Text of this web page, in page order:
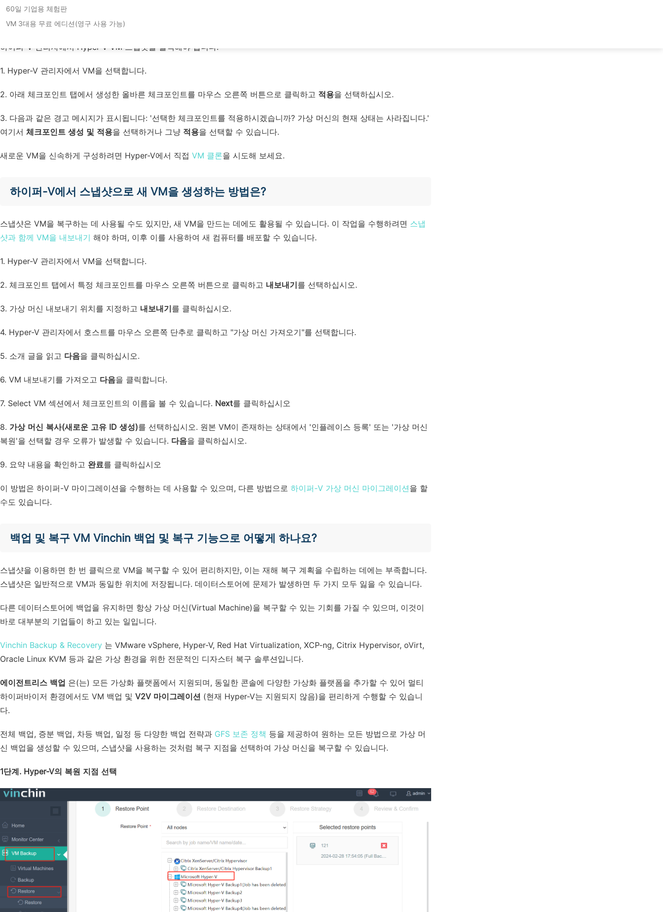
60일 기업용 체험판
VM 3대용 무료 에디션(영구 사용 가능)
하이퍼-V에서 스냅샷으로부터 VM을 복원하는 방법은 무엇인가요?
하이퍼-V 관리자에서 Hyper-V VM 스냅샷을 롤백해야 합니다.
1. Hyper-V 관리자에서 VM을 선택합니다.
2. 아래 체크포인트 탭에서 생성한 올바른 체크포인트를 마우스 오른쪽 버튼으로 클릭하고 적용을 선택하십시오.
3. 다음과 같은 경고 메시지가 표시됩니다: '선택한 체크포인트를 적용하시겠습니까? 가상 머신의 현재 상태는 사라집니다.'
여기서 체크포인트 생성 및 적용을 선택하거나 그냥 적용을 선택할 수 있습니다.
새로운 VM을 신속하게 구성하려면 Hyper-V에서 직접 VM 클론을 시도해 보세요.
하이퍼-V에서 스냅샷으로 새 VM을 생성하는 방법은?
스냅샷은 VM을 복구하는 데 사용될 수도 있지만, 새 VM을 만드는 데에도 활용될 수 있습니다. 이 작업을 수행하려면 스냅
샷과 함께 VM을 내보내기 해야 하며, 이후 이를 사용하여 새 컴퓨터를 배포할 수 있습니다.
1. Hyper-V 관리자에서 VM을 선택합니다.
2. 체크포인트 탭에서 특정 체크포인트를 마우스 오른쪽 버튼으로 클릭하고 내보내기를 선택하십시오.
3. 가상 머신 내보내기 위치를 지정하고 내보내기를 클릭하십시오.
4. Hyper-V 관리자에서 호스트를 마우스 오른쪽 단추로 클릭하고 "가상 머신 가져오기"를 선택합니다.
5. 소개 글을 읽고 다음을 클릭하십시오.
6. VM 내보내기를 가져오고 다음을 클릭합니다.
7. Select VM 섹션에서 체크포인트의 이름을 볼 수 있습니다. Next를 클릭하십시오
8. 가상 머신 복사(새로운 고유 ID 생성)를 선택하십시오. 원본 VM이 존재하는 상태에서 '인플레이스 등록' 또는 '가상 머신
복원'을 선택할 경우 오류가 발생할 수 있습니다. 다음을 클릭하십시오.
9. 요약 내용을 확인하고 완료를 클릭하십시오
이 방법은 하이퍼-V 마이그레이션을 수행하는 데 사용할 수 있으며, 다른 방법으로 하이퍼-V 가상 머신 마이그레이션을 할
수도 있습니다.
백업 및 복구 VM Vinchin 백업 및 복구 기능으로 어떻게 하나요?
스냅샷을 이용하면 한 번 클릭으로 VM을 복구할 수 있어 편리하지만, 이는 재해 복구 계획을 수립하는 데에는 부족합니다.
스냅샷은 일반적으로 VM과 동일한 위치에 저장됩니다. 데이터스토어에 문제가 발생하면 두 가지 모두 잃을 수 있습니다.
다른 데이터스토어에 백업을 유지하면 항상 가상 머신(Virtual Machine)을 복구할 수 있는 기회를 가질 수 있으며, 이것이
바로 대부분의 기업들이 하고 있는 일입니다.
Vinchin Backup & Recovery 는 VMware vSphere, Hyper-V, Red Hat Virtualization, XCP-ng, Citrix Hypervisor, oVirt,
Oracle Linux KVM 등과 같은 가상 환경을 위한 전문적인 디자스터 복구 솔루션입니다.
에이전트리스 백업 은(는) 모든 가상화 플랫폼에서 지원되며, 동일한 콘솔에 다양한 가상화 플랫폼을 추가할 수 있어 멀티
하이퍼바이저 환경에서도 VM 백업 및 V2V 마이그레이션 (현재 Hyper-V는 지원되지 않음)을 편리하게 수행할 수 있습니
다.
전체 백업, 증분 백업, 차등 백업, 일정 등 다양한 백업 전략과 GFS 보존 정책 등을 제공하여 원하는 모든 방법으로 가상 머
신 백업을 생성할 수 있으며, 스냅샷을 사용하는 것처럼 복구 지점을 선택하여 가상 머신을 복구할 수 있습니다.
1단계. Hyper-V의 복원 지점 선택